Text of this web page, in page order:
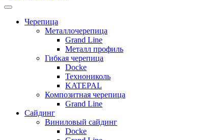
Черепица
Металлочерепица
Grand Line
Металл профиль
Гибкая черепица
Docke
Технониколь
KATEPAL
Композитная черепица
Grand Line
Сайдинг
Виниловый сайдинг
Docke